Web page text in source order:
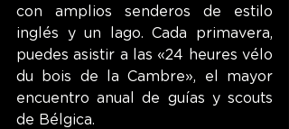
con amplios senderos de estilo
inglés y un lago. Cada primavera,
puedes asistir a las «24 heures vélo
du bois de la Cambre», el mayor
encuentro anual de guías y scouts
de Bélgica.